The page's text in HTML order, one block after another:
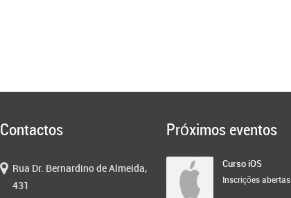
Contactos
Rua Dr. Bernardino de Almeida,
431
Próximos eventos
Curso iOS
Inscrições abertas